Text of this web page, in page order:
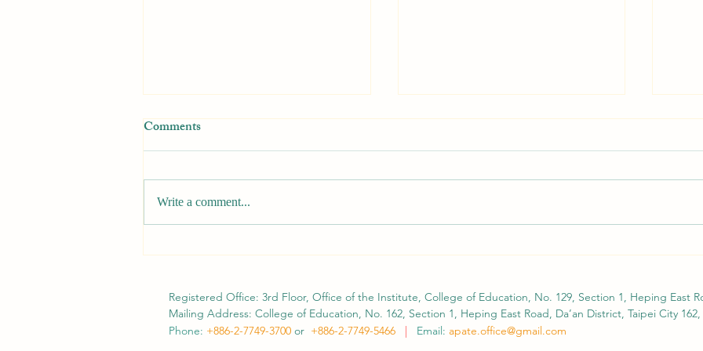
[Call for Papers] APATE 2026
Second Call for Submissions
Extended: WERA–TERA 2026
Focal Meeting
participation and academic exchange
Submissi
Comments
Write a comment...
Registered Office: 3rd Floor, Office of the Institute, College of Education, No. 129, Section 1, Heping East
Mailing Address: College of Education, No. 162, Section 1, Heping East Road, Da’an District, Taipei City 162,
Phone: +886-2-7749-3700 or +886-2-7749-5466 Email: apate.office@gmail.com